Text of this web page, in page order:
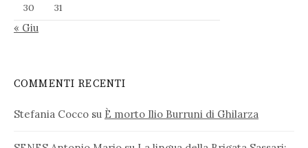
30
31
« Giu
COMMENTI RECENTI
Stefania Cocco su È morto Ilio Burruni di Ghilarza